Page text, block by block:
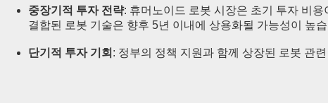
중장기적 투자 전략: 휴머노이드 로봇 시장은 초기 투자 비
결합된 로봇 기술은 향후 5년 이내에 상용화될 가능성이 높
단기적 투자 기회 : 정부의 정책 지원과 함께 상장된 로봇 관